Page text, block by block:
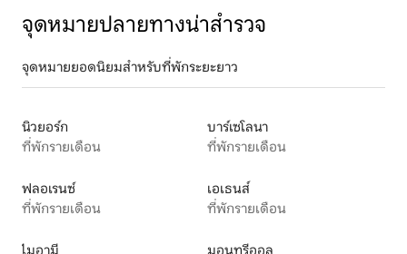
จุดหมายปลายทางน่าสำรวจ
จุดหมายยอดนิยมสำหรับที่พักระยะยาว
นิวยอร์ก
ที่พักรายเดือน
บาร์เซโลนา
ที่พักรายเดือน
ฟลอเรนซ์
ที่พักรายเดือน
เอเธนส์
ที่พักรายเดือน